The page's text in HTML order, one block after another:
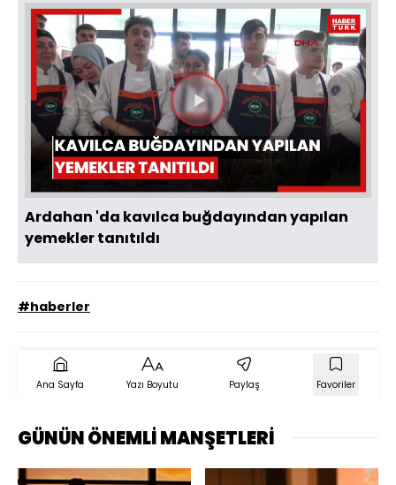
Videoyu
Oynat
Ardahan 'da kavılca buğdayından yapılan
yemekler tanıtıldı
#haberler
Ana Sayfa Yazı Boyutu Paylaş Favoriler
GÜNÜN ÖNEMLİ MANŞETLERİ